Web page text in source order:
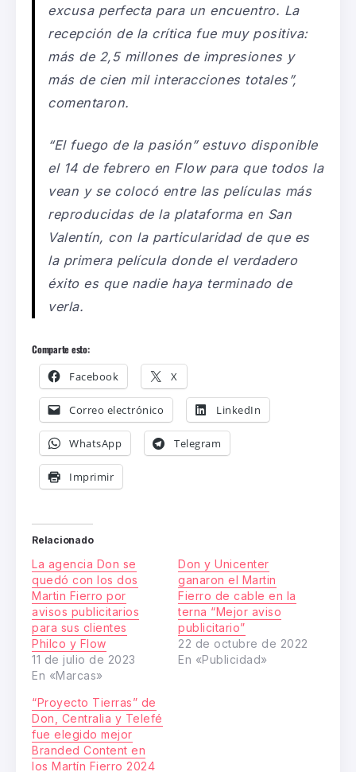
excusa perfecta para un encuentro. La
recepción de la crítica fue muy positiva:
más de 2,5 millones de impresiones y
más de cien mil interacciones totales ”,
comentaron.
“El fuego de la pasión”estuvo disponible
el 14 de febrero en Flow para que todos la
vean y se colocó entre las películas más
reproducidas de la plataforma en San
Valentín, con la particularidad de que es
la primera película donde el verdadero
éxito es que nadie haya terminado de
verla.
Comparte esto:
Facebook X
Correo electrónico LinkedIn
WhatsApp Telegram
Imprimir
Relacionado
La agencia Don se
quedó con los dos
Martin Fierro por
avisos publicitarios
para sus clientes
Philco y Flow
11 de julio de 2023
En «Marcas»
Don y Unicenter
ganaron el Martin
Fierro de cable en la
terna “Mejor aviso
publicitario”
22 de octubre de 2022
En «Publicidad»
“Proyecto Tierras” de
Don, Centralia y Telefé
fue elegido mejor
Branded Content en
los Martín Fierro 2024